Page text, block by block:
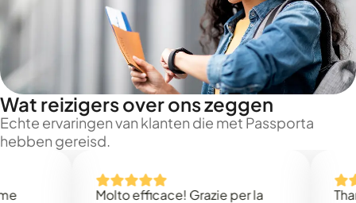
Wat reizigers over ons zeggen
Echte ervaringen van klanten die met Passporta
hebben gereisd.
Molto efficace! Grazie per la
Thank